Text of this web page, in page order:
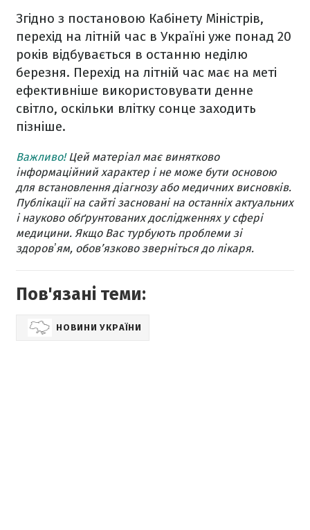
Згідно з постановою Кабінету Міністрів,
перехід на літній час в Україні уже понад 20
років відбувається в останню неділю
березня. Перехід на літній час має на меті
ефективніше використовувати денне
світло, оскільки влітку сонце заходить
пізніше.
Важливо!Цей матеріал має винятково
інформаційний характер і не може бути основою
для встановлення діагнозу або медичних висновків.
Публікації на сайті засновані на останніх актуальних
і науково обґрунтованих дослідженнях у сфері
медицини. Якщо Вас турбують проблеми зі
здоровʼям, обов’язково зверніться до лікаря.
Пов'язані теми:
НОВИНИ УКРАЇНИ